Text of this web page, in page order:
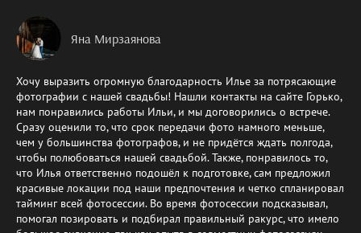
Яна Мирзаянова
Хочу выразить огромную благодарность Илье за потрясающие
фотографии с нашей свадьбы! Нашли контакты на сайте Горько,
нам понравились работы Ильи, и мы договорились о встрече.
Сразу оценили то, что срок передачи фото намного меньше,
чем у большинства фотографов, и не придётся ждать полгода,
чтобы полюбоваться нашей свадьбой. Также, понравилось то,
что Илья ответственно подошёл к подготовке, сам предложил
красивые локации под наши предпочтения и четко спланировал
тайминг всей фотосессии. Во время фотосессии подсказывал,
помогал позировать и подбирал правильный ракурс, что имело